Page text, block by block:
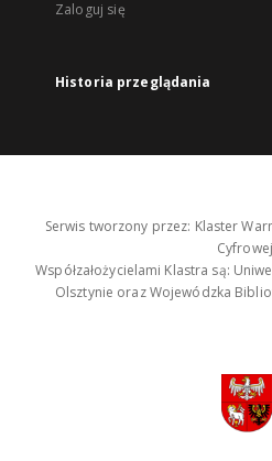
Zaloguj się
Historia przeglądania
Serwis tworzony przez: Klaster
Współzałożycielami Klastra są:
Olsztynie oraz Wojewódzka